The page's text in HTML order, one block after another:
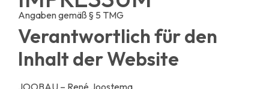
Angaben gemäß § 5 TMG
Verantwortlich für den
Inhalt der Website
JOOBAU – René Joostema